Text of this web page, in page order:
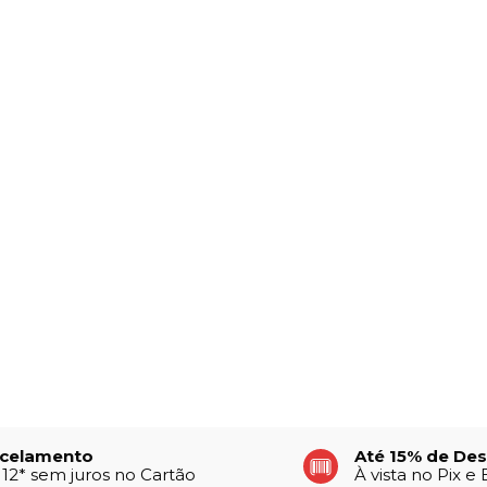
sem juros no Cartão
Até 15% de
À vista no Pix e